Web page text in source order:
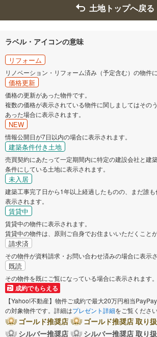
土地トップへ戻る
ラベル・アイコンの意味
リフォーム
リノベーション・リフォーム済み（予定含む）の物件
価格更新
価格の更新があった物件です。
複数の価格が表示されている物件に関しましてはその
あった場合に表示されます。
NEW
情報公開日が7日以内の場合に表示されます。
建築条件付き土地
売買契約にあたって一定期間内に特定の建設会社と建
条件にしている土地に表示されます。
未入居
建築工事完了日から1年以上経過したものの、まだ誰
表示されます。
賃貸中
賃貸中の物件に表示されます。
賃貸中の物件は、原則ご自身でお住まいいただくことが
請求済
その物件が資料請求・お問い合わせ済みの場合に表示さ
既読
その物件を既にご覧になっている場合に表示されます。
成約でもらえる
【Yahoo!不動産】物件ご成約で最大20万円相当
の対象物件です。詳細はプレゼント詳細をご覧ください
ゴールド推奨店
ゴールド推奨店 取り
シルバー推奨店
シルバー推奨店 取り